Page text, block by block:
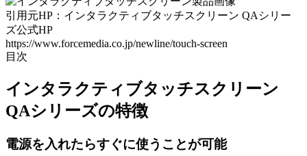
引用元HP：インタラクティブタッチスクリーン QAシリー
ズ公式HP
https://www.forcemedia.co.jp/newline/touch-screen
目次
インタラクティブタッチスクリーン
QAシリーズの特徴
電源を入れたらすぐに使うことが可能